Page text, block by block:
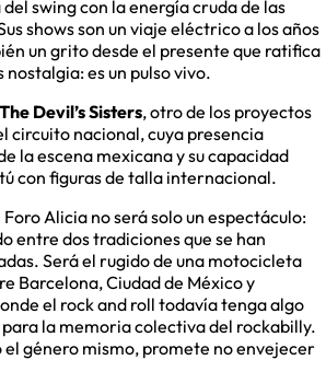
swing con la energía cruda de las
shows son un viaje eléctrico a los años
un grito desde el presente que ratifica
es un pulso vivo.
The Devil’s Sisters, otro de los proyectos
circuito nacional, cuya presencia
la escena mexicana y su capacidad
con figuras de talla internacional.
Alicia no será solo un espectáculo:
entre dos tradiciones que se han
Será el rugido de una motocicleta
Barcelona, Ciudad de México y
el rock and roll todavía tenga algo
la memoria colectiva del rockabilly.
el género mismo, promete no envejecer